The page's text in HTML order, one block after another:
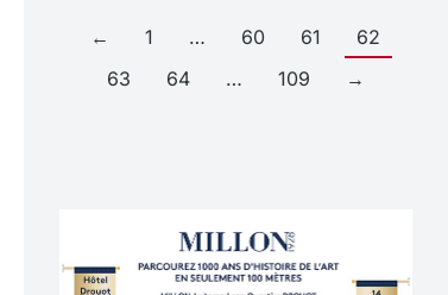
← 1 … 60 61
62
63
64 … 109 →